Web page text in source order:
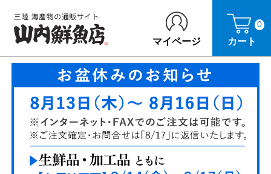
マイページ カート
0